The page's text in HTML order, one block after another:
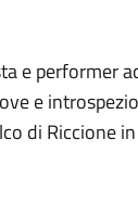
e performer
e
di Riccione